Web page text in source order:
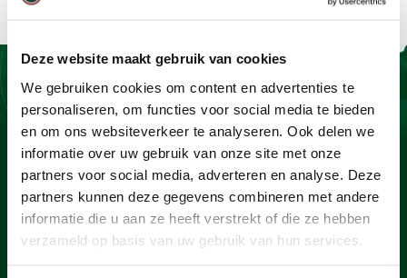
Deze website maakt gebruik van cookies
We gebruiken cookies om content en advertenties te
personaliseren, om functies voor social media te bieden
en om ons websiteverkeer te analyseren. Ook delen we
informatie over uw gebruik van onze site met onze
partners voor social media, adverteren en analyse. Deze
partners kunnen deze gegevens combineren met andere
informatie die u aan ze heeft verstrekt of die ze hebben
verzameld op basis van uw gebruik van hun services.
Contact
BaSystemen BV
Protonstraat 13G
9743 AL Groningen
+31505712124